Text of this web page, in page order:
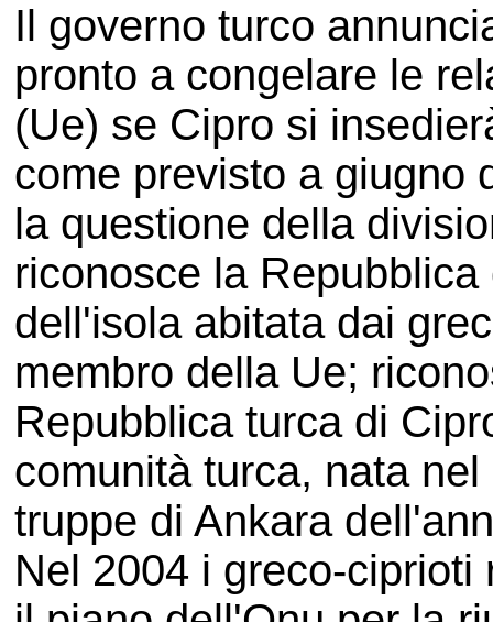
Il governo turco
pronto a congelare le
(Ue) se Cipro si
come previsto a giugno
la questione della
riconosce la
dell'isola abitata dai
membro della Ue;
Repubblica turca di
comunità turca, nata
truppe di Ankara
Nel 2004 i greco-